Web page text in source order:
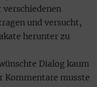
verschiedenen
und versucht,
herunter zu
Dialog kaum
Kommentare musste